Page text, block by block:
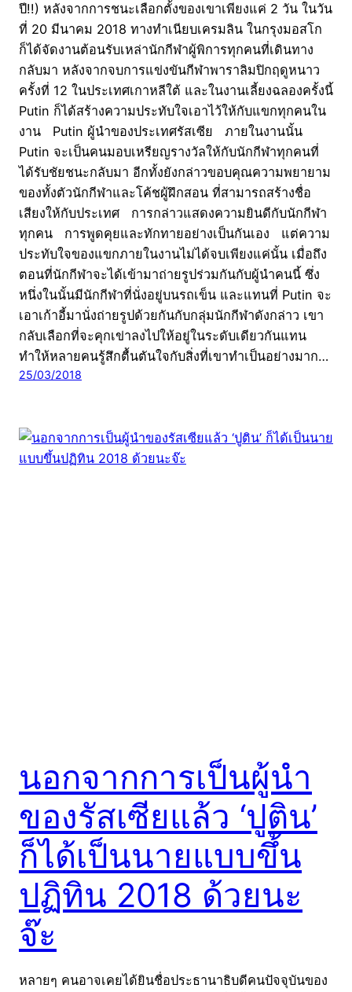
ปี!!) หลังจากการชนะเลือกตั้งของเขาเพียงแค่ 2 วัน ในวัน
ที่ 20 มีนาคม 2018 ทางทำเนียบเครมลิน ในกรุงมอสโก
ก็ได้จัดงานต้อนรับเหล่านักกีฬาผู้พิการทุกคนที่เดินทาง
กลับมา หลังจากจบการแข่งขันกีฬาพาราลิมปิกฤดูหนาว
ครั้งที่ 12 ในประเทศเกาหลีใต้ และในงานเลี้ยงฉลองครั้งนี้
Putin ก็ได้สร้างความประทับใจเอาไว้ให้กับแขกทุกคนใน
งาน Putin ผู้นำของประเทศรัสเซีย ภายในงานนั้น
Putin จะเป็นคนมอบเหรียญรางวัลให้กับนักกีฬาทุกคนที่
ได้รับชัยชนะกลับมา อีกทั้งยังกล่าวขอบคุณความพยายาม
ของทั้งตัวนักกีฬาและโค้ชผู้ฝึกสอน ที่สามารถสร้างชื่อ
เสียงให้กับประเทศ การกล่าวแสดงความยินดีกับนักกีฬา
ทุกคน การพูดคุยและทักทายอย่างเป็นกันเอง แต่ความ
ประทับใจของแขกภายในงานไม่ได้จบเพียงแค่นั้น เมื่อถึง
ตอนที่นักกีฬาจะได้เข้ามาถ่ายรูปร่วมกันกับผู้นำคนนี้ ซึ่ง
หนึ่งในนั้นมีนักกีฬาที่นั่งอยู่บนรถเข็น และแทนที่ Putin จะ
เอาเก้าอี้มานั่งถ่ายรูปด้วยกันกับกลุ่มนักกีฬาดังกล่าว เขา
กลับเลือกที่จะคุกเข่าลงไปให้อยู่ในระดับเดียวกันแทน
ทำให้หลายคนรู้สึกตื้นตันใจกับสิ่งที่เขาทำเป็นอย่างมาก…
25/03/2018
นอกจากการเป็นผู้นำ
ของรัสเซียแล้ว ‘ปูติน’
ก็ได้เป็นนายแบบขึ้น
ปฏิทิน 2018 ด้วยนะ
จ๊ะ
หลายๆ คนอาจเคยได้ยินชื่อประธานาธิบดีคนปัจจุบันของ